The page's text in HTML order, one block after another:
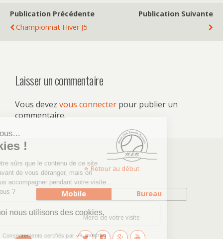
Publication Précédente
Championnat Hiver J5
Publication Suivante
Laisser un commentaire
Vous devez vous connecter pour publier un
commentaire.
Retour au début
Mobile Bureau
Merci de votre visite